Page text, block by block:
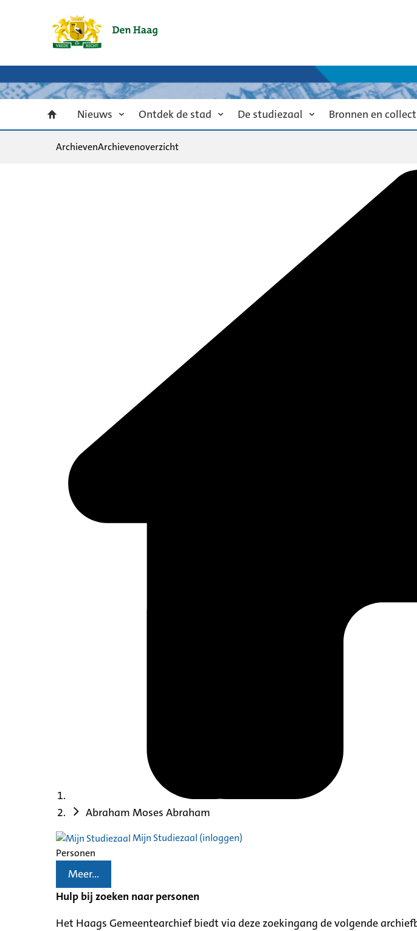
Nieuws Ontdek de stad De studiezaal Bronnen en
ArchievenArchievenoverzicht
Abraham Moses Abraham
Mijn Studiezaal (inloggen)
Personen
Meer...
Hulp bij zoeken naar personen
Het Haags Gemeentearchief biedt via deze zoekingang de volgende